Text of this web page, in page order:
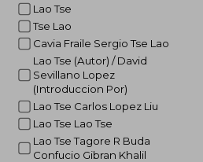
Lao Tse
Tse Lao
Cavia Fraile Sergio Tse Lao
Lao Tse (Autor) / David
Sevillano Lopez
(Introduccion Por)
Lao Tse Carlos Lopez Liu
Lao Tse Lao Tse
Lao Tse Tagore R Buda
Confucio Gibran Khalil